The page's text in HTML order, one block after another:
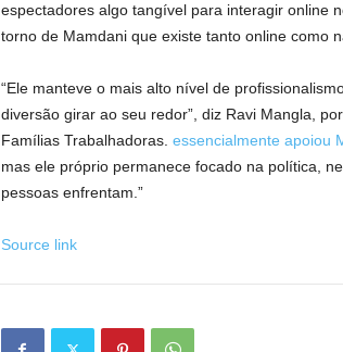
espectadores algo tangível para interagir online
torno de Mamdani que existe tanto online como
“Ele manteve o mais alto nível de
diversão girar ao seu redor”, diz Ravi Mangla,
Famílias Trabalhadoras. essencialmente apoiou
mas ele próprio permanece focado na política,
pessoas enfrentam.”
Source link